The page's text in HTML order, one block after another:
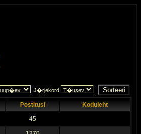
J�rjekord
Postitusi
Koduleht
45